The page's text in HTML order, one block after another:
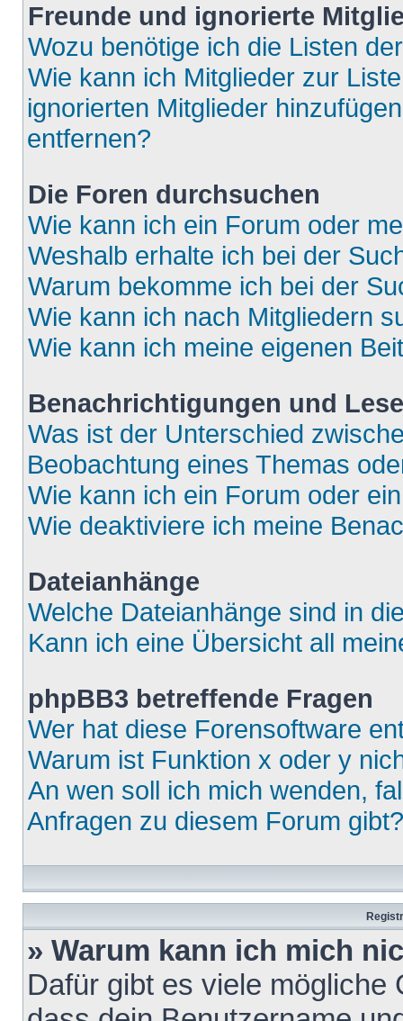
Freunde und ignorierte
Wozu benötige ich die Listen
Wie kann ich Mitglieder zur
ignorierten Mitglieder
entfernen?
Die Foren durchsuchen
Wie kann ich ein Forum oder
Weshalb erhalte ich bei der
Warum bekomme ich bei der
Wie kann ich nach Mitgliedern
Wie kann ich meine eigenen
Benachrichtigungen und
Was ist der Unterschied
Beobachtung eines Themas
Wie kann ich ein Forum oder
Wie deaktiviere ich meine
Dateianhänge
Welche Dateianhänge sind in
Kann ich eine Übersicht all
phpBB3 betreffende Fragen
Wer hat diese Forensoftware
Warum ist Funktion x oder y
An wen soll ich mich wenden,
Anfragen zu diesem Forum gibt?
» Warum kann ich mich
Dafür gibt es viele